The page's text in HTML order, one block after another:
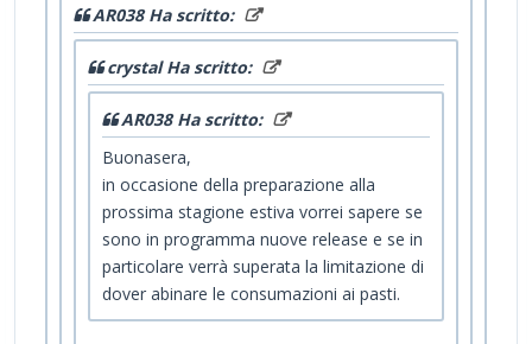
AR038 Ha scritto:
crystal Ha scritto:
AR038 Ha scritto:
Buonasera,
in occasione della preparazione alla
prossima stagione estiva vorrei sapere se
sono in programma nuove release e se in
particolare verrà superata la limitazione di
dover abinare le consumazioni ai pasti.